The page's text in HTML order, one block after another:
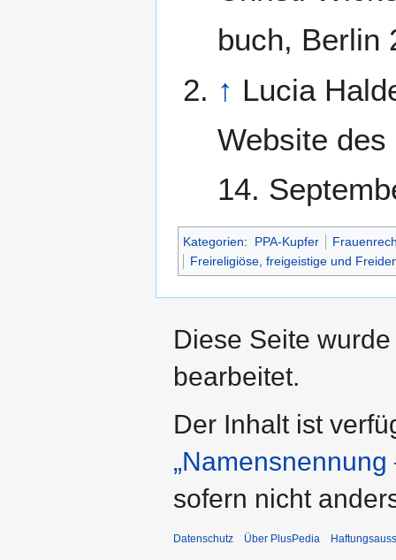
buch, Berlin
↑ Lucia
Website des
14.
Kategorien: PPA-Kupfer
Freireligiöse, freigeistige und
Diese Seite
bearbeitet.
Der Inhalt ist
sofern nicht
Datenschutz Über PlusPedia